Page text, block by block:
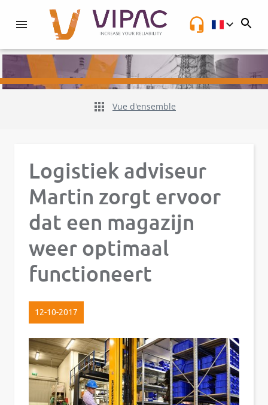
NL
Vue d'ensemble
Logistiek adviseur
Martin zorgt ervoor
dat een magazijn
weer optimaal
functioneert
12-10-2017